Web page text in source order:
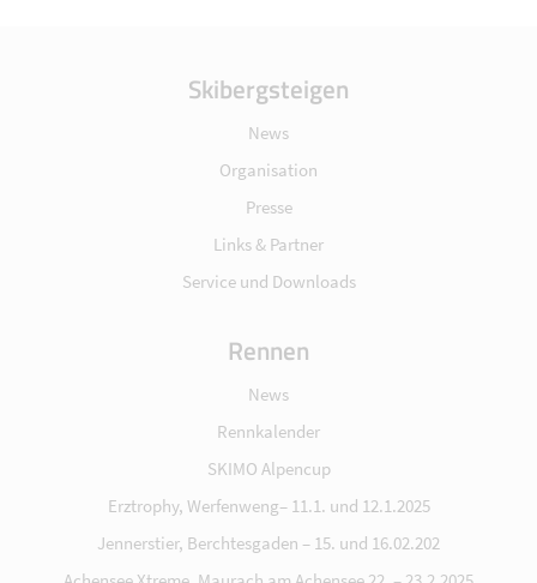
Skibergsteigen
News
Organisation
Presse
Links & Partner
Service und Downloads
Rennen
News
Rennkalender
SKIMO Alpencup
Erztrophy, Werfenweng– 11.1. und 12.1.2025
Jennerstier, Berchtesgaden – 15. und 16.02.202